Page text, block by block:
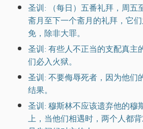
圣训: （每日）五番礼拜，周五
斋月至下一个斋月的礼拜，它
免，除非大罪。
圣训: 有些人不正当的支配真主
们必入火狱。
圣训: 不要侮辱死者，因为他们
结果。
圣训: 穆斯林不应该遗弃他的穆
上，当他们相遇时，两个人都